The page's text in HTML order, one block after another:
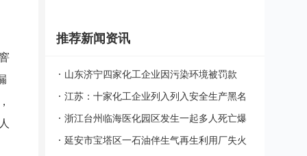
推荐新闻资讯
山东济宁四家化工企业因污染环境被罚款
江苏：十家化工企业列入列入安全生产黑名
单
浙江台州临海医化园区发生一起多人死亡爆
燃事故
延安市宝塔区一石油伴生气再生利用厂失火